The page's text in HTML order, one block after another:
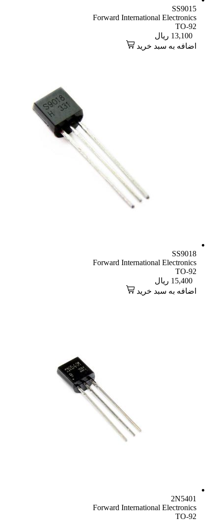
SS9015
Forward International Electronics
TO-92
13,100 ریال
اضافه به سبد خرید
SS9018
Forward International Electronics
TO-92
15,400 ریال
اضافه به سبد خرید
2N5401
Forward International Electronics
TO-92